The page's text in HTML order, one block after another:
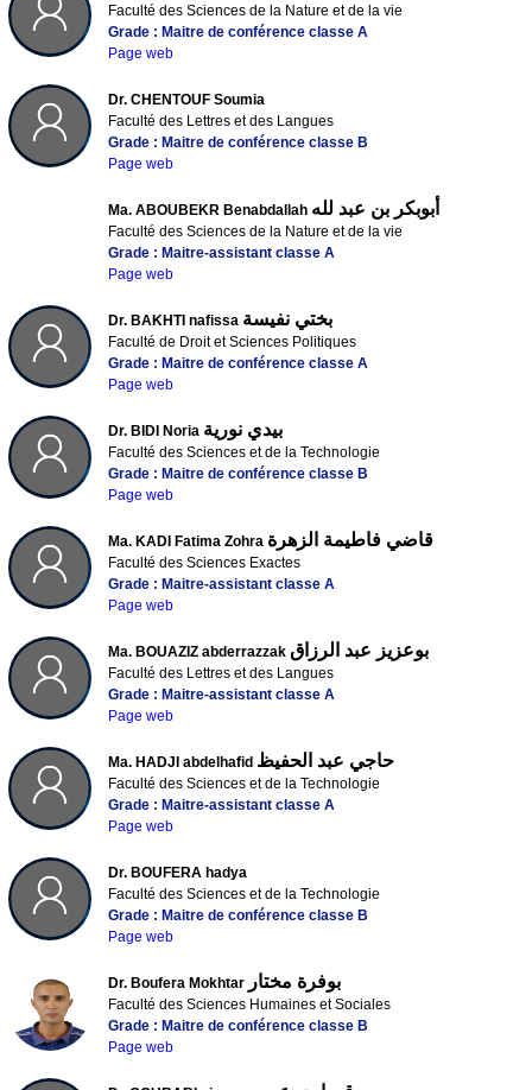
Faculté des Sciences de la Nature et de la vie
Grade : Maitre de conférence classe A
Page web
Dr. CHENTOUF Soumia
Faculté des Lettres et des Langues
Grade : Maitre de conférence classe B
Page web
Ma. ABOUBEKR Benabdallah أبوبكر بن عبد لله
Faculté des Sciences de la Nature et de la vie
Grade : Maitre-assistant classe A
Page web
Dr. BAKHTI nafissa بختي نفيسة
Faculté de Droit et Sciences Politiques
Grade : Maitre de conférence classe A
Page web
Dr. BIDI Noria بيدي نورية
Faculté des Sciences et de la Technologie
Grade : Maitre de conférence classe B
Page web
Ma. KADI Fatima Zohra قاضي فاطيمة الزهرة
Faculté des Sciences Exactes
Grade : Maitre-assistant classe A
Page web
Ma. BOUAZIZ abderrazzak بوعزيز عبد الرزاق
Faculté des Lettres et des Langues
Grade : Maitre-assistant classe A
Page web
Ma. HADJI abdelhafid حاجي عبد الحفيظ
Faculté des Sciences et de la Technologie
Grade : Maitre-assistant classe A
Page web
Dr. BOUFERA hadya
Faculté des Sciences et de la Technologie
Grade : Maitre de conférence classe B
Page web
Dr. Boufera Mokhtar بوفرة مختار
Faculté des Sciences Humaines et Sociales
Grade : Maitre de conférence classe B
Page web